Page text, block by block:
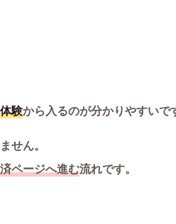
験から入るのが分かりやすいで
せん。
ページへ進む流れです。